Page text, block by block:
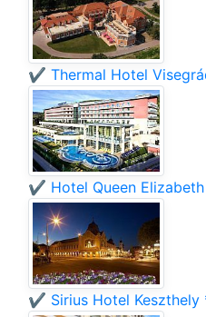
✔️ Thermal Hotel
✔️ Hotel Queen
✔️ Sirius Hotel Keszthely